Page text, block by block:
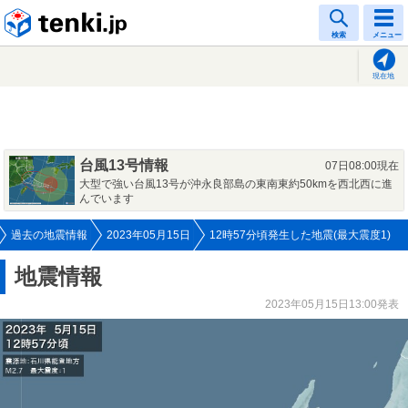
検索 メニュー
現在地
台風13号情報
07日08:00現在
大型で強い台風13号が沖永良部島の東南東約50kmを西北西に進
んでいます
過去の地震情報 2023年05月15日 12時57分頃発生した地震(最大震度1)
地震情報
2023年05月15日13:00発表